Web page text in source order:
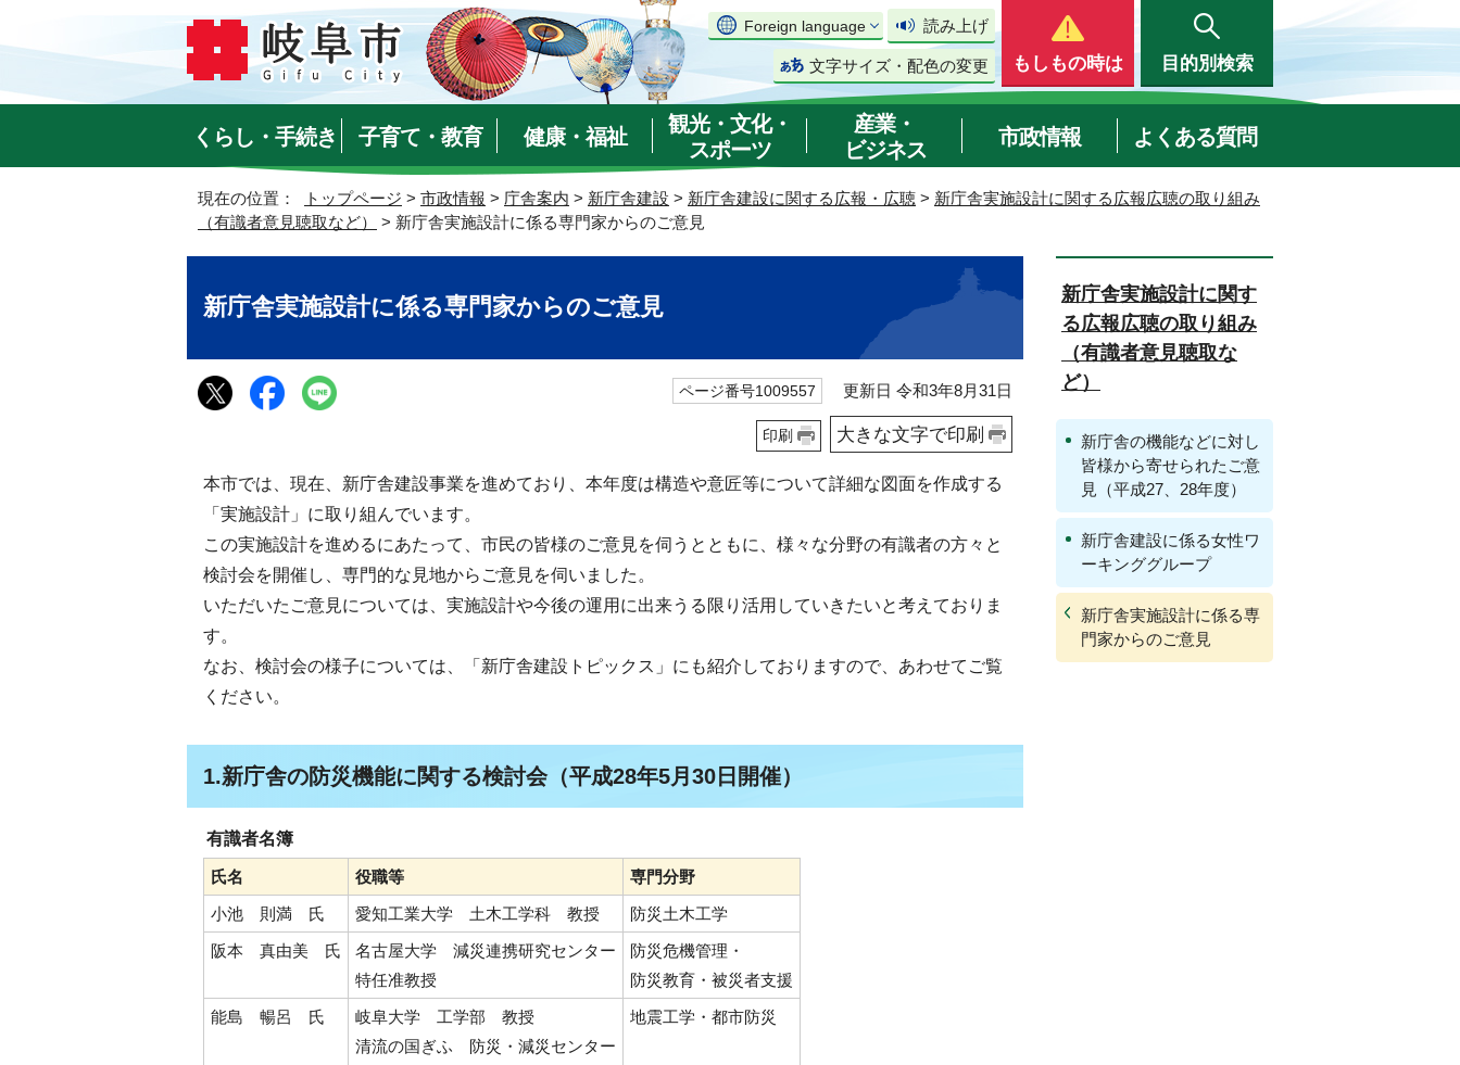
Foreign language 読み上げ
文字サイズ・配色の変更 もしもの時は 目的別検索
くらし・手続き 子育て・教育 健康・福祉
観光・文化・
スポーツ
産業・
ビジネス
市政情報 よくある質問
現在の位置： トップページ > 市政情報 > 庁舎案内 > 新庁舎建設 > 新庁舎建設に関する広報・広聴 > 新庁舎実施設計に関する広報広聴の取り組み
（有識者意見聴取など）
> 新庁舎実施設計に係る専門家からのご意見
新庁舎実施設計に係る専門家からのご意見
ページ番号1009557 更新日 令和3年8月31日
印刷 大きな文字で印刷
本市では、現在、新庁舎建設事業を進めており、本年度は構造や意匠等について詳細な図面を作成する
「実施設計」に取り組んでいます。
この実施設計を進めるにあたって、市民の皆様のご意見を伺うとともに、様々な分野の有識者の方々と
検討会を開催し、専門的な見地からご意見を伺いました。
いただいたご意見については、実施設計や今後の運用に出来うる限り活用していきたいと考えておりま
す。
なお、検討会の様子については、「新庁舎建設トピックス」にも紹介しておりますので、あわせてご覧
ください。
1.新庁舎の防災機能に関する検討会（平成28年5月30日開催）
有識者名簿
氏名 役職等
専門分野
小池 則満 氏
愛知工業大学 土木工学科 教授
防災土木工学
阪本 真由美 氏
名古屋大学 減災連携研究センター
特任准教授
防災危機管理・
防災教育・被災者支援
能島 暢呂 氏
岐阜大学 工学部 教授
清流の国ぎふ 防災・減災センター
地震工学・都市防災
新庁舎実施設計に関す
る広報広聴の取り組み
（有識者意見聴取な
ど）
新庁舎の機能などに対し
皆様から寄せられたご意
見（平成27、28年度）
新庁舎建設に係る女性ワ
ーキンググループ
新庁舎実施設計に係る専
門家からのご意見